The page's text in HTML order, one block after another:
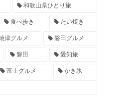
和歌山県ひとり旅
食べ歩き たい焼き
津グルメ 磐田グルメ
磐田 愛知旅
富士グルメ かき氷